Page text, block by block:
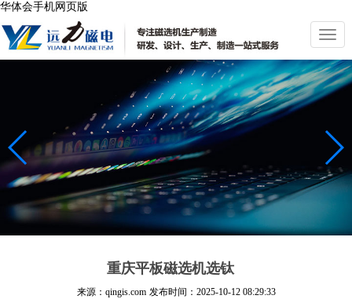
华体会手机网页版
切
换
导
航
重庆平板磁选机选钛
来源：qingis.com 发布时间： 2025-10-12 08:29:33